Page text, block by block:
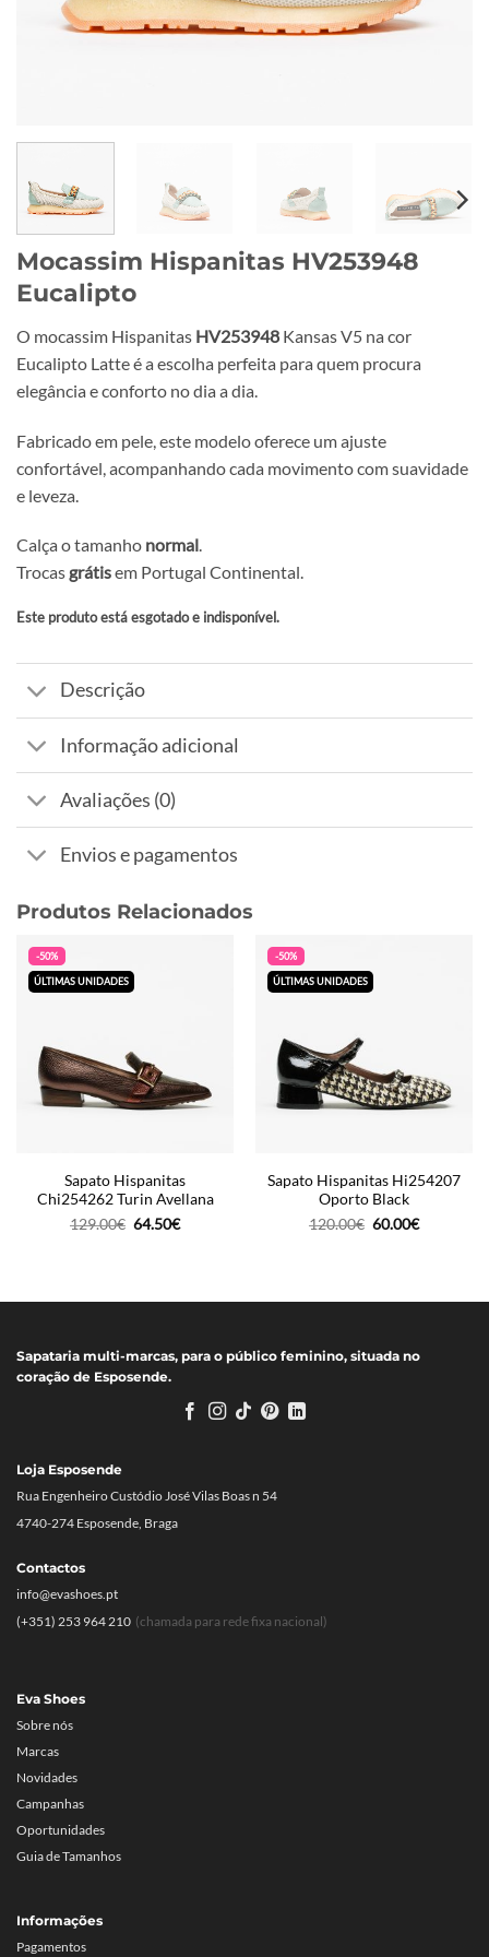
Mocassim Hispanitas HV253948
Eucalipto
O mocassim Hispanitas HV253948 Kansas V5 na cor
Eucalipto Latte é a escolha perfeita para quem procura
elegância e conforto no dia a dia.
Fabricado em pele, este modelo oferece um ajuste
confortável, acompanhando cada movimento com suavidade
e leveza.
Calça o tamanho normal.
Trocas grátisem Portugal Continental.
Este produto está esgotado e indisponível.
Alternative:
Descrição
Informação adicional
Avaliações (0)
Envios e pagamentos
Produtos Relacionados
-50%
ÚLTIMAS UNIDADES
Sapato Hispanitas
Chi254262 Turin Avellana
129.00€ O
64.50€O
-50%
ÚLTIMAS UNIDADES
Sapato Hispanitas Hi254207
Oporto Black
120.00€ O
60.00€O
Sapataria multi-marcas, para o público feminino, situada no
coração de Esposende.
Eva Shoes
Sobre nós
Marcas
Novidades
Campanhas
Oportunidades
Guia de Tamanhos
Informações
Pagamentos
Loja Esposende
Rua Engenheiro Custódio José Vilas Boas n 54
4740-274 Esposende, Braga
Contactos
info@evashoes.pt
(+351) 253 964 210 (chamada para rede fixa nacional)